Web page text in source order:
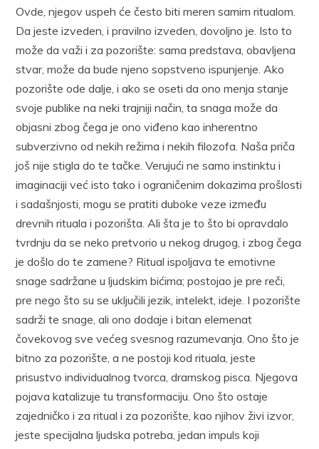
Ovde, njegov uspeh će često biti meren samim ritualom.
Da jeste izveden, i pravilno izveden, dovoljno je. Isto to
može da važi i za pozorište: sama predstava, obavljena
stvar, može da bude njeno sopstveno ispunjenje. Ako
pozorište ode dalje, i ako se oseti da ono menja stanje
svoje publike na neki trajniji način, ta snaga može da
objasni zbog čega je ono viđeno kao inherentno
subverzivno od nekih režima i nekih filozofa. Naša priča
još nije stigla do te tačke. Verujući ne samo instinktu i
imaginaciji već isto tako i ograničenim dokazima prošlosti
i sadašnjosti, mogu se pratiti duboke veze između
drevnih rituala i pozorišta. Ali šta je to što bi opravdalo
tvrdnju da se neko pretvorio u nekog drugog, i zbog čega
je došlo do te zamene? Ritual ispoljava te emotivne
snage sadržane u ljudskim bićima; postojao je pre reči,
pre nego što su se uključili jezik, intelekt, ideje. I pozorište
sadrži te snage, ali ono dodaje i bitan elemenat
čovekovog sve većeg svesnog razumevanja. Ono što je
bitno za pozorište, a ne postoji kod rituala, jeste
prisustvo individualnog tvorca, dramskog pisca. Njegova
pojava katalizuje tu transformaciju. Ono što ostaje
zajedničko i za ritual i za pozorište, kao njihov živi izvor,
jeste specijalna ljudska potreba, jedan impuls koji